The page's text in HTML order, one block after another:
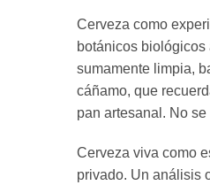
Cerveza como
botánicos
sumamente limpia,
cáñamo, que
pan artesanal. No
Cerveza viva como
privado. Un análisis